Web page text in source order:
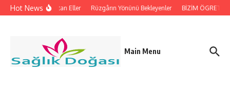
İçeriğe atla
Hot Newsİpleri Tutan Eller Rüzgârın Yönünü Bekleyenler BİZİM
Main Menu